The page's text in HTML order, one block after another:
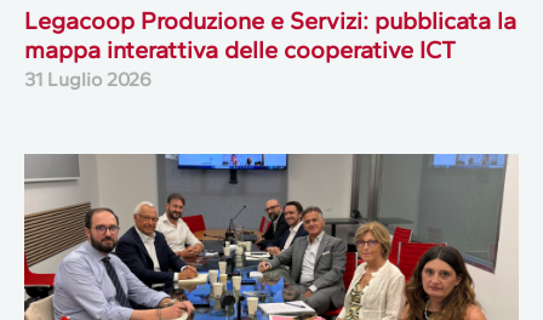
Legacoop Produzione e Servizi: pubblicata la
mappa interattiva delle cooperative ICT
31 Luglio 2026